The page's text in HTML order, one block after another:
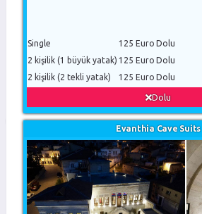
Single 125 Euro Dolu
2 kişilik (1 büyük yatak) 125 Euro Dolu
2 kişilik (2 tekli yatak)
125 Euro Dolu
Dolu
Evanthia Cave Suits